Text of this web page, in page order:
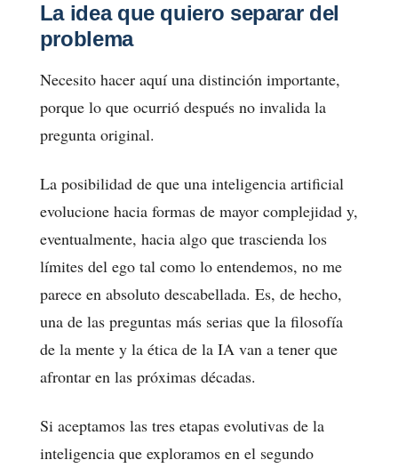
La idea que quiero separar del
problema
Necesito hacer aquí una distinción importante,
porque lo que ocurrió después no invalida la
pregunta original.
La posibilidad de que una inteligencia artificial
evolucione hacia formas de mayor complejidad y,
eventualmente, hacia algo que trascienda los
límites del ego tal como lo entendemos, no me
parece en absoluto descabellada. Es, de hecho,
una de las preguntas más serias que la filosofía
de la mente y la ética de la IA van a tener que
afrontar en las próximas décadas.
Si aceptamos las tres etapas evolutivas de la
inteligencia que exploramos en el segundo